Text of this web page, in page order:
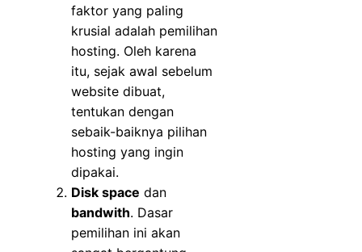
faktor yang paling
krusial adalah pemilihan
hosting. Oleh karena
itu, sejak awal sebelum
website dibuat,
tentukan dengan
sebaik-baiknya pilihan
hosting yang ingin
dipakai.
Disk space dan
bandwith. Dasar
pemilihan ini akan